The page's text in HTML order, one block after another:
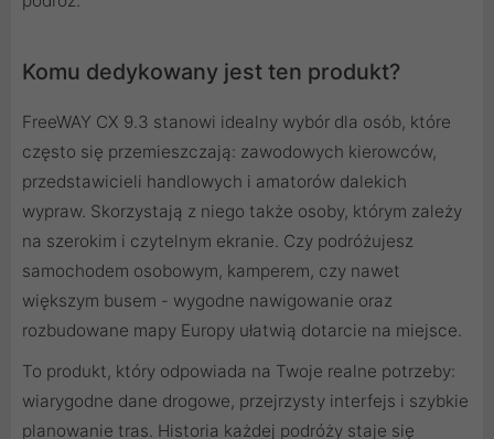
Komu dedykowany jest ten produkt?
FreeWAY CX 9.3 stanowi idealny wybór dla osób, które
często się przemieszczają: zawodowych kierowców,
przedstawicieli handlowych i amatorów dalekich
wypraw. Skorzystają z niego także osoby, którym zależy
na szerokim i czytelnym ekranie. Czy podróżujesz
samochodem osobowym, kamperem, czy nawet
większym busem - wygodne nawigowanie oraz
rozbudowane mapy Europy ułatwią dotarcie na miejsce.
To produkt, który odpowiada na Twoje realne potrzeby:
wiarygodne dane drogowe, przejrzysty interfejs i szybkie
planowanie tras. Historia każdej podróży staje się